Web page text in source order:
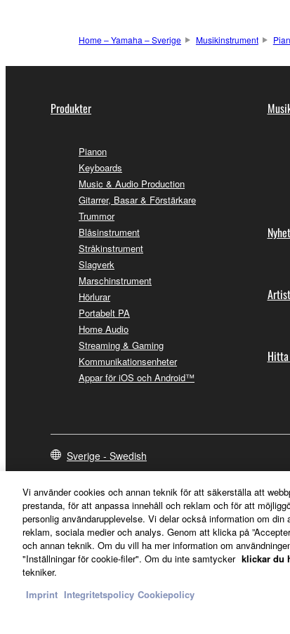
Home – Yamaha – Sverige Musikinstrument
Produkter
Pianon
Keyboards
Music & Audio Production
Gitarrer, Basar & Förstärkare
Trummor
Blåsinstrument
Stråkinstrument
Slagverk
Marschinstrument
Hörlurar
Portabelt PA
Home Audio
Streaming & Gaming
Kommunikationsenheter
Appar för iOS och Android™
Sverige - Swedish
Vi använder cookies och annan teknik för att säkerställa att
prestanda, för att anpassa innehåll och reklam och för att
personlig användarupplevelse. Vi delar också information om
reklam, sociala medier och analys. Genom att klicka på
och annan teknik. Om du vill ha mer information om
"Inställningar för cookie-filer". Om du inte samtycker klickar du
tekniker.
Imprint Integritetspolicy Cookiepolicy